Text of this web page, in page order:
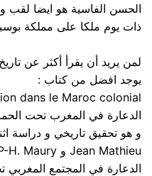
الحسن الفاسية هو ايضا لقب
ذات يوم ملكا على مملكة
لمن يريد أن يقرأ أكثر عن
يوجد افضل من كتاب :
الدعارة في المغرب تحت
و هو تحقيق تاريخي و دراسة
الدعارة في المجتمع المغربي